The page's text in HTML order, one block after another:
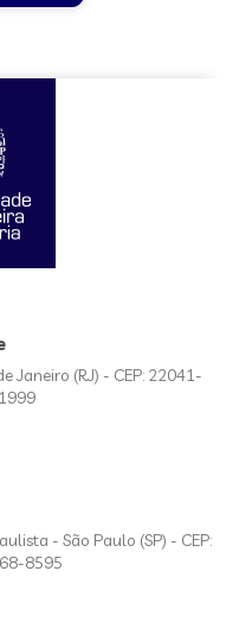
Janeiro (RJ) - CEP: 22041-
- São Paulo (SP) - CEP:
8595